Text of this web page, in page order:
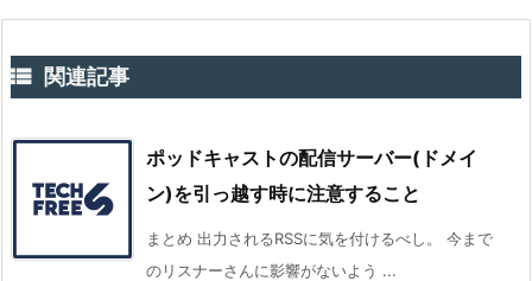
 関連記事
ポッドキャストの配信サーバー(ドメイ
ン)を引っ越す時に注意すること
まとめ 出力されるRSSに気を付けるべし。 今まで
のリスナーさんに影響がないよう ...